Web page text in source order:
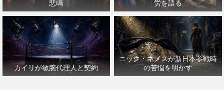
悲鳴
労を語る
カイリが敏腕代理人と契約
ニック・ネメスが新日本参戦時
の苦悩を明かす